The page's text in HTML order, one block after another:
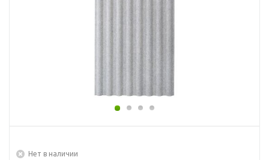
Нет в наличии